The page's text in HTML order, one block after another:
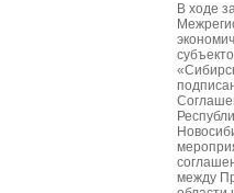
В ходе
между